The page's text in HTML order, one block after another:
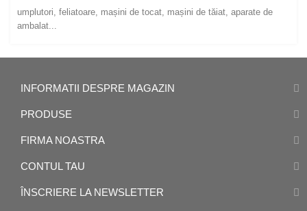
umplutori, feliatoare, mașini de tocat, mașini de tăiat, aparate de
ambalat...
INFORMATII DESPRE MAGAZIN
PRODUSE
FIRMA NOASTRA
CONTUL TAU
ÎNSCRIERE LA NEWSLETTER